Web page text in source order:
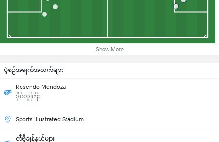
Show More
ပွဲစဉ်အချက်အလက်များ
Rosendo Mendoza
ဒိုင်လူကြီး
Sports Illustrated Stadium
တီဗွီချန်နယ်များ